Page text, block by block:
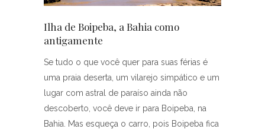
Ilha de Boipeba, a Bahia como
antigamente
Se tudo o que você quer para suas férias é
uma praia deserta, um vilarejo simpático e um
lugar com astral de paraíso ainda não
descoberto, você deve ir para Boipeba, na
Bahia. Mas esqueça o carro, pois Boipeba fica